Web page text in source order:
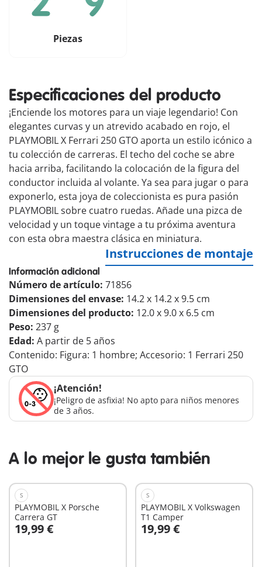
Piezas
Especificaciones del producto
¡Enciende los motores para un viaje legendario! Con
elegantes curvas y un atrevido acabado en rojo, el
PLAYMOBIL X Ferrari 250 GTO aporta un estilo icónico a
tu colección de carreras. El techo del coche se abre
hacia arriba, facilitando la colocación de la figura del
conductor incluida al volante. Ya sea para jugar o para
exponerlo, esta joya de coleccionista es pura pasión
PLAYMOBIL sobre cuatro ruedas. Añade una pizca de
velocidad y un toque vintage a tu próxima aventura
con esta obra maestra clásica en miniatura.
Instrucciones de montaje
Información adicional
Número de artículo: 71856
Dimensiones del envase: 14.2 x 14.2 x 9.5 cm
Dimensiones del producto: 12.0 x 9.0 x 6.5 cm
Peso: 237 g
Edad: A partir de 5 años
Contenido: Figura: 1 hombre; Accesorio: 1 Ferrari 250
GTO
¡Atención!
¡Peligro de asfixia! No apto para niños menores
de 3 años.
A lo mejor le gusta también
S
PLAYMOBIL X Porsche
Carrera GT
19,99 €
A la cesta
S
PLAYMOBIL X Volkswagen
T1 Camper
19,99 €
A la cesta